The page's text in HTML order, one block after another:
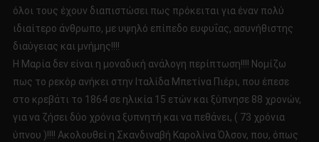
όλοι τους έχουν διαπιστώσει πως πρόκειται για έναν πολύ
ιδιαίτερο άνθρωπο, με υψηλό επίπεδο ευφυΐας, ασυνήθιστης
διαύγειας και μνήμης!!!!
Η Μαρία δεν είναι η μοναδική ανάλογη περίπτωση!!!! Νομίζω
πως το ρεκόρ ανήκει στην Ιταλίδα Μπετίνα Πιέρι, που έπεσε
στο κρεβάτι το 1864 σε ηλικία 15 ετών και ξύπνησε 88 χρονών,
για να ζήσει δύο χρόνια ξυπνητή και να πεθάνει, ( 73 χρόνια
ύπνου )!!!! Ακολουθεί η Σκανδιναβή Καρολίνα Όλσον, που, όπως